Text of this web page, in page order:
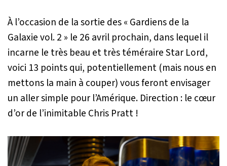
À l’occasion de la sortie des « Gardiens de la
Galaxie vol. 2 » le 26 avril prochain, dans lequel il
incarne le très beau et très téméraire Star Lord,
voici 13 points qui, potentiellement (mais nous en
mettons la main à couper) vous feront envisager
un aller simple pour l’Amérique. Direction : le cœur
d’or de l’inimitable Chris Pratt !